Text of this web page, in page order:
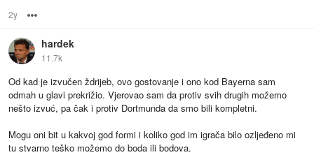
2y
hardek
11.7k
Od kad je izvučen ždrijeb, ovo gostovanje i ono kod Bayerna sam
odmah u glavi prekrižio. Vjerovao sam da protiv svih drugih možemo
nešto izvuć, pa čak i protiv Dortmunda da smo bili kompletni.
Mogu oni bit u kakvoj god formi i koliko god im igrača bilo ozljeđeno mi
tu stvarno teško možemo do boda ili bodova.